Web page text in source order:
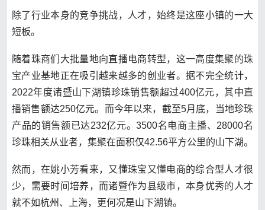
除了行业本身的竞争挑战，人才，始终是这座小镇的一大
短板。
随着珠商们大批量地向直播电商转型，这一高度集聚的珠
宝产业基地正在吸引越来越多的创业者。据不完全统计，
2022年度诸暨山下湖镇珍珠销售额超过400亿元，其中直
播销售额达250亿元。而今年以来，截至5月底，当地珍珠
产品的销售额已达232亿元。3500名电商主播、28000名
珍珠相关从业者，集聚在面积仅42.56平方公里的山下湖。
然而，在姚小芳看来，又懂珠宝又懂电商的综合型人才很
少，需要时间培养，而诸暨作为县级市，本身优秀的人才
就不如杭州、上海，更何况是山下湖镇。